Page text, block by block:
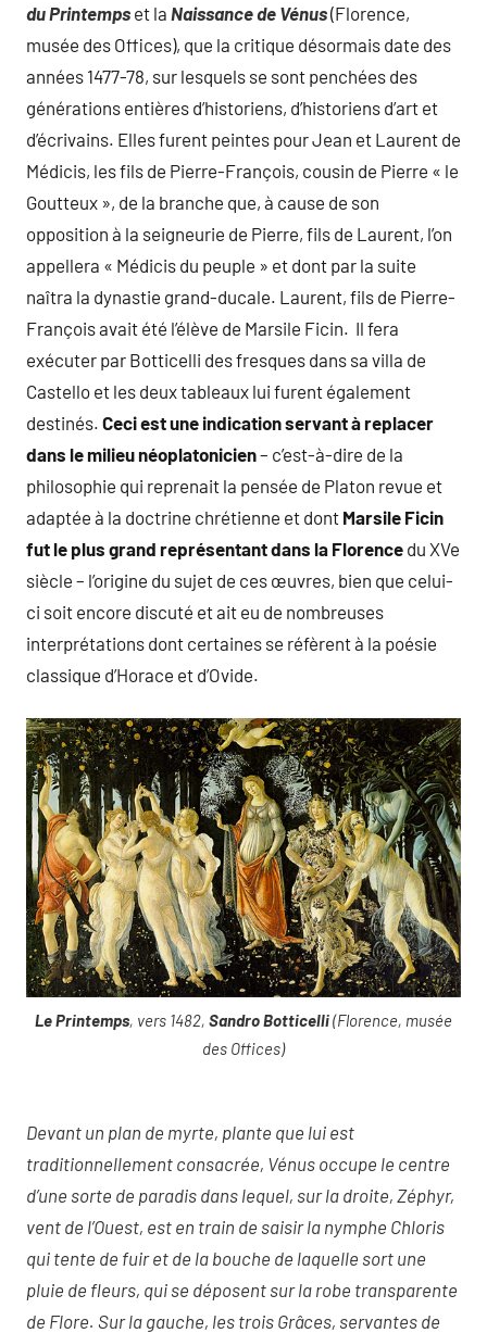
du Printemps et la Naissance de Vénus(Florence,
musée des Offices), que la critique désormais date des
années 1477-78, sur lesquels se sont penchées des
générations entières d’historiens, d’historiens d’art et
d’écrivains. Elles furent peintes pour Jean et Laurent de
Médicis, les fils de Pierre-François, cousin de Pierre « le
Goutteux », de la branche que, à cause de son
opposition à la seigneurie de Pierre, fils de Laurent, l’on
appellera « Médicis du peuple » et dont par la suite
naîtra la dynastie grand-ducale. Laurent, fils de Pierre-
François avait été l’élève de Marsile Ficin. Il fera
exécuter par Botticelli des fresques dans sa villa de
Castello et les deux tableaux lui furent également
destinés. Ceci est une indication servant à replacer
dans le milieu néoplatonicien– c’est-à-dire de la
philosophie qui reprenait la pensée de Platon revue et
adaptée à la doctrine chrétienne et dont Marsile Ficin
fut le plus grand représentant dans la Florence du XVe
siècle – l’origine du sujet de ces œuvres, bien que celui-
ci soit encore discuté et ait eu de nombreuses
interprétations dont certaines se réfèrent à la poésie
classique d’Horace et d’Ovide.
Le Printemps, vers 1482, Sandro Botticelli(Florence, musée
des Offices)
Devant un plan de myrte, plante que lui est
traditionnellement consacrée, Vénus occupe le centre
d’une sorte de paradis dans lequel, sur la droite, Zéphyr,
vent de l’Ouest, est en train de saisir la nymphe Chloris
qui tente de fuir et de la bouche de laquelle sort une
pluie de fleurs, qui se déposent sur la robe transparente
de Flore. Sur la gauche, les trois Grâces, servantes de